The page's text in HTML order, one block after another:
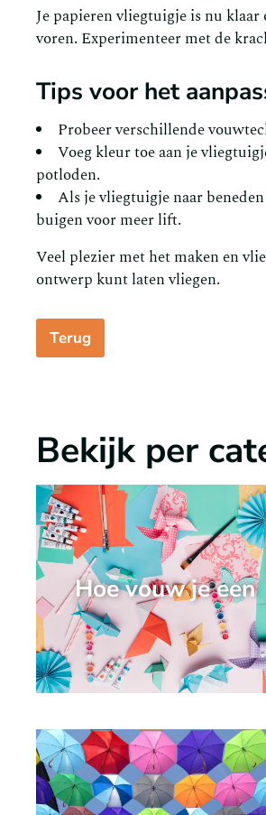
Je papieren vliegtuigje is nu
voren. Experimenteer met de
Tips voor het
Probeer verschillende
Voeg kleur toe aan je
potloden.
Als je vliegtuigje naar
buigen voor meer lift.
Veel plezier met het maken en
ontwerp kunt laten vliegen.
Terug
Bekijk per
Hoe vouw je een